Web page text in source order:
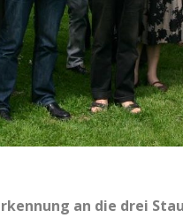
an die drei